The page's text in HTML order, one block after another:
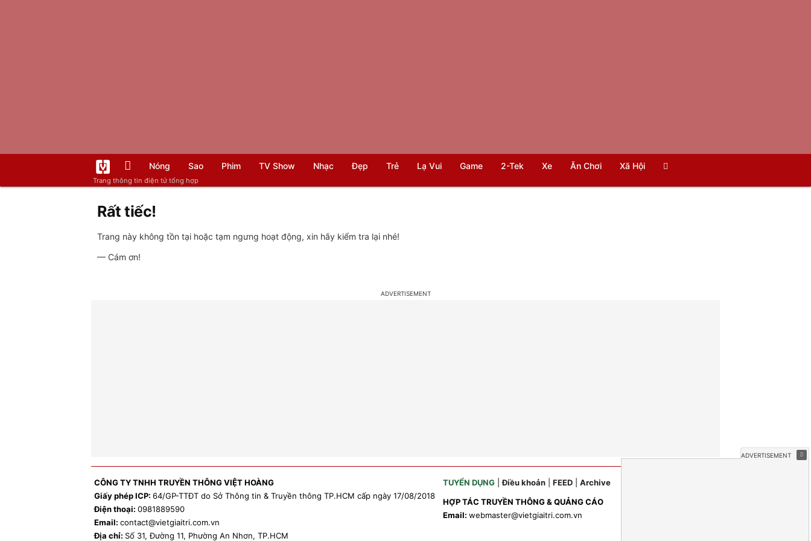
Trang thông tin điện tử tổng hợp
Nóng Sao Phim TV Show Nhạc Đẹp Trẻ Lạ Vui Game 2-Tek Xe Ăn Chơi Xã Hội
Rất tiếc!
Trang này không tồn tại hoặc tạm ngưng hoạt động, xin hãy kiểm tra lại nhé!
— Cám ơn!
CÔNG TY TNHH TRUYỀN THÔNG VIỆT HOÀNG
Giấy phép ICP: 64/GP-TTĐT do Sở Thông tin & Truyền thông TP.HCM cấp ngày 17/08/2018
Điện thoại: 0981889590
Email: contact@vietgiaitri.com.vn
Địa chỉ: Số 31, Đường 11, Phường An Nhơn, TP.HCM
TUYỂN DỤNG|Điều khoản| FEED| Archive
HỢP TÁC TRUYỀN THÔNG & QUẢNG CÁO
Email: webmaster@vietgiaitri.com.vn